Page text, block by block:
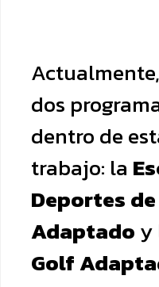
dos
dentro de
trabajo: la
Deportes
Adaptadoy
Golf